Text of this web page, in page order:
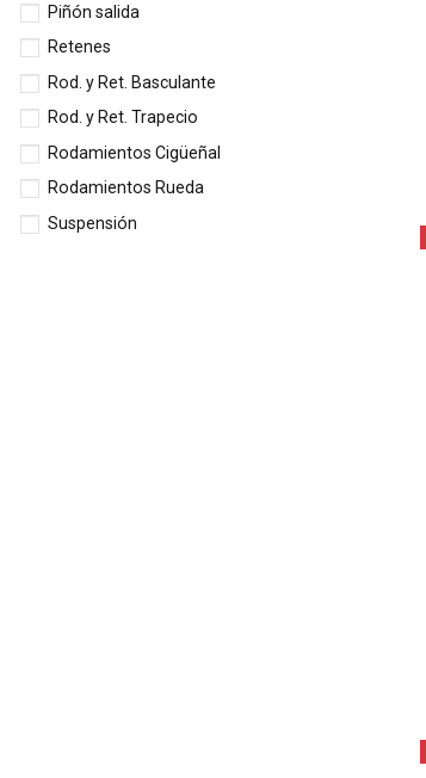
Piñón salida
Retenes
Rod. y Ret. Basculante
Rod. y Ret. Trapecio
Rodamientos Cigüeñal
Rodamientos Rueda
Suspensión